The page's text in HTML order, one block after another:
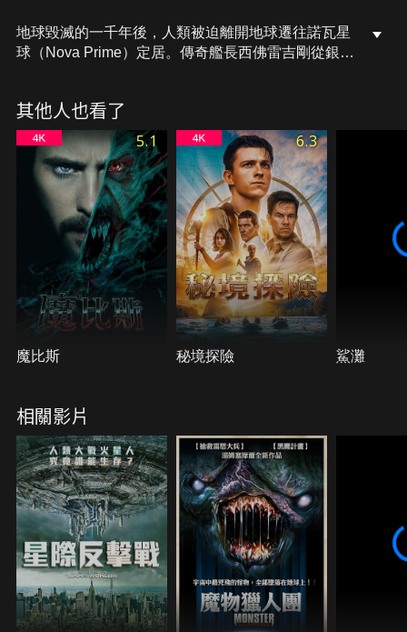
地球毀滅的一千年後，人類被迫離開地球遷往諾瓦星
球（Nova Prime）定居。傳奇艦長西佛雷吉剛從銀河
子被迫緊急降落面目全非而充滿危險的地球。奇泰因
父親西佛重傷臥倒於座艙奄奄一息，必須盡快修復飛
船與勇敢跨越未知領域發出求救訊號，同時，他也必
須面對已在地球上進化的各種可怕生物以及兇猛的外
星怪獸。從小即渴求與父親一樣勇敢的奇泰，如何衝
破父子間的隔閡化解致命困境，找到回家的路？
其他人也看了
5.1
魔比斯
6.3
秘境探險 鯊灘
相關影片